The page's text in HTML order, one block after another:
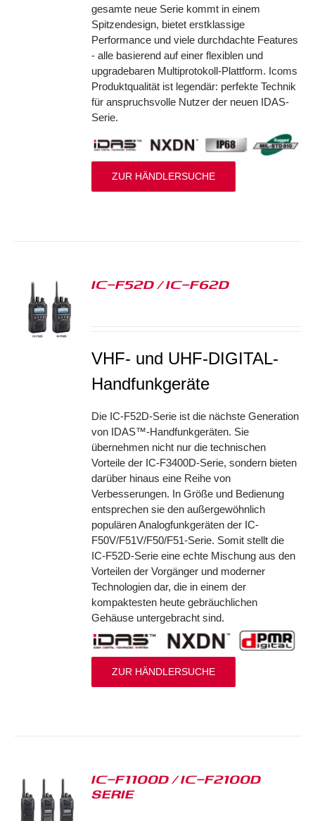
gesamte neue Serie kommt in einem
Spitzendesign, bietet erstklassige
Performance und viele durchdachte Features
- alle basierend auf einer flexiblen und
upgradebaren Multiprotokoll-Plattform. Icoms
Produktqualität ist legendär: perfekte Technik
für anspruchsvolle Nutzer der neuen IDAS-
Serie.
ZUR HÄNDLERSUCHE
IC-F52D / IC-F62D
VHF- und UHF-DIGITAL-
Handfunkgeräte
Die IC-F52D-Serie ist die nächste Generation
von IDAS™-Handfunkgeräten. Sie
übernehmen nicht nur die technischen
Vorteile der IC-F3400D-Serie, sondern bieten
darüber hinaus eine Reihe von
Verbesserungen. In Größe und Bedienung
entsprechen sie den außergewöhnlich
populären Analogfunkgeräten der IC-
F50V/F51V/F50/F51-Serie. Somit stellt die
IC-F52D-Serie eine echte Mischung aus den
Vorteilen der Vorgänger und moderner
Technologien dar, die in einem der
kompaktesten heute gebräuchlichen
Gehäuse untergebracht sind.
ZUR HÄNDLERSUCHE
IC-F1100D / IC-F2100D
SERIE